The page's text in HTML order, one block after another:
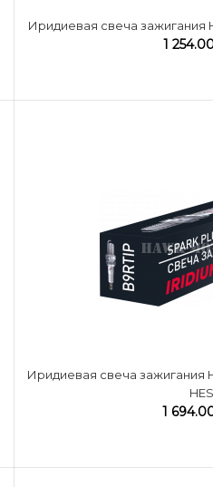
Иридиевая свеча зажигания
1
Иридиевая свеча зажигания
1